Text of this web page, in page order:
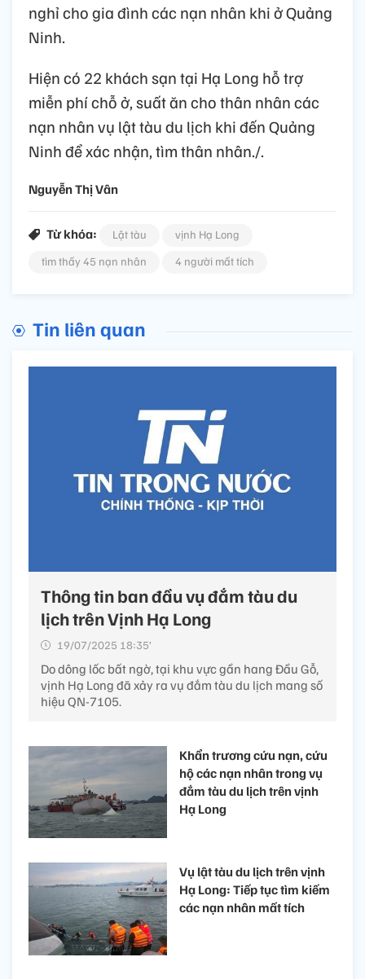
nghỉ cho gia đình các nạn nhân khi ở Quảng
Ninh.
Hiện có 22 khách sạn tại Hạ Long hỗ trợ
miễn phí chỗ ở, suất ăn cho thân nhân các
nạn nhân vụ lật tàu du lịch khi đến Quảng
Ninh để xác nhận, tìm thân nhân./.
Nguyễn Thị Vân
Từ khóa: Lật tàu
vịnh Hạ Long
tìm thấy 45 nạn nhân
4 người mất tích
Tin liên quan
Thông tin ban đầu vụ đắm tàu du
lịch trên Vịnh Hạ Long
19/07/2025 18:35’
Do dông lốc bất ngờ, tại khu vực gần hang Đầu Gỗ,
vịnh Hạ Long đã xảy ra vụ đắm tàu du lịch mang số
hiệu QN-7105.
Khẩn trương cứu nạn, cứu
hộ các nạn nhân trong vụ
đắm tàu du lịch trên vịnh
Hạ Long
Vụ lật tàu du lịch trên vịnh
Hạ Long: Tiếp tục tìm kiếm
các nạn nhân mất tích